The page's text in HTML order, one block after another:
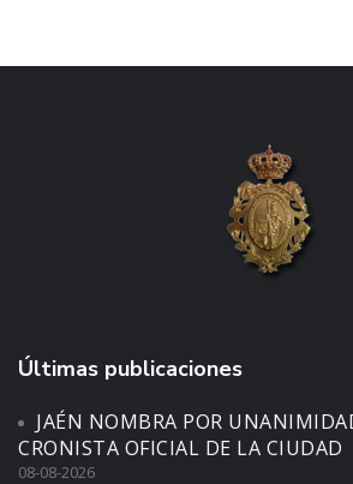
Últimas publicaciones
JAÉN NOMBRA POR
CRONISTA OFICIAL DE LA CIUDAD
08-08-2026